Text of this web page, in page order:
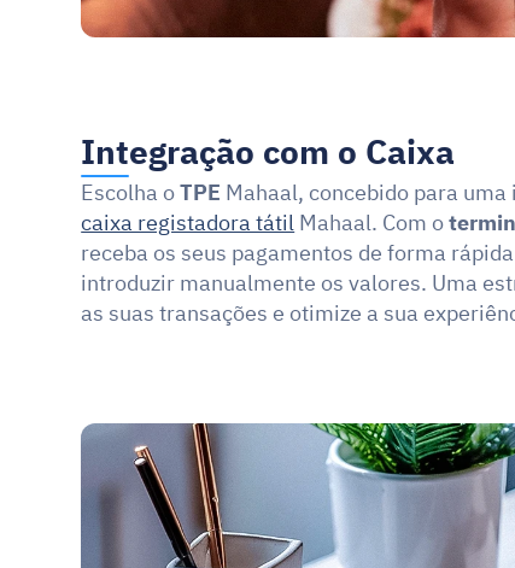
Integração com o Caixa
Escolha o TPE
caixa registadora tátil Mahaal. Com o
receba os seus pagamentos de forma
introduzir manualmente os valores. Uma
as suas transações e otimize a sua